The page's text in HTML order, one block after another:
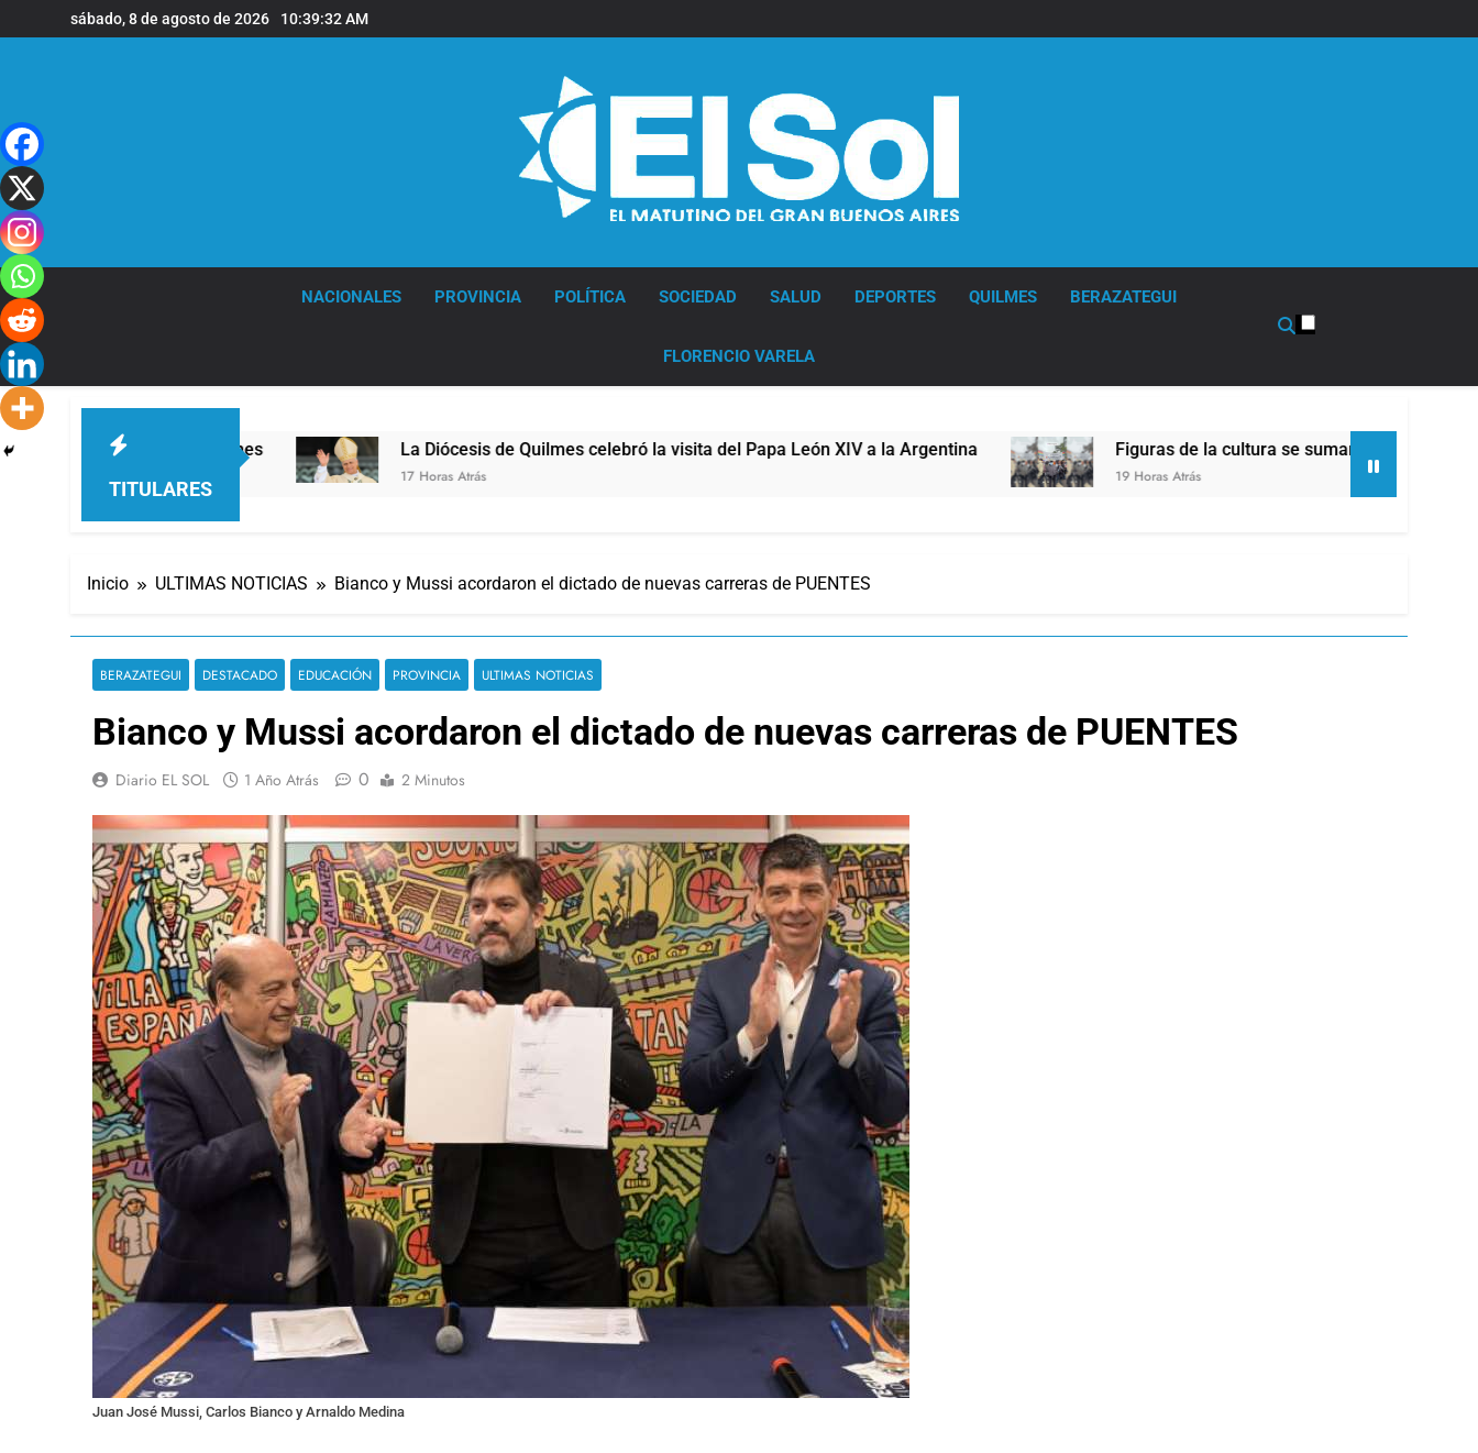
al
sábado, 8 de agosto de 2026 10:39:33 AM
NACIONALES PROVINCIA POLÍTICA SOCIEDAD SALUD DEPORTES QUILMES BERAZATEGUI
FLORENCIO VARELA
TITULARES
sede de Quilmes La Diócesis de Quilmes celebró la visita del Papa León XIV a la Argentina
17 Horas Atrás
Figuras de la cultura se sumaron a la marcha frente al
19 Horas Atrás
Inicio ULTIMAS NOTICIAS Bianco y Mussi acordaron el dictado de nuevas carreras de PUENTES
BERAZATEGUI DESTACADO EDUCACIÓN PROVINCIA ULTIMAS NOTICIAS
Bianco y Mussi acordaron el dictado de nuevas carreras de PUENTES
Diario EL SOL 1 Año Atrás 0 2 Minutos
Juan José Mussi, Carlos Bianco y Arnaldo Medina